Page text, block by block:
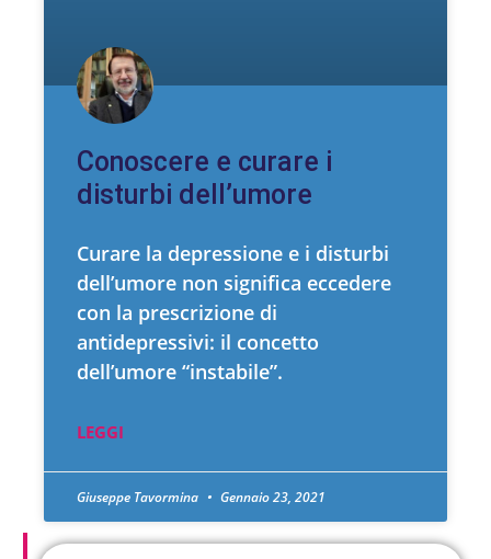
Conoscere e curare i
disturbi dell’umore
Curare la depressione e i disturbi
dell’umore non significa eccedere
con la prescrizione di
antidepressivi: il concetto
dell’umore “instabile”.
LEGGI
Giuseppe Tavormina Gennaio 23, 2021